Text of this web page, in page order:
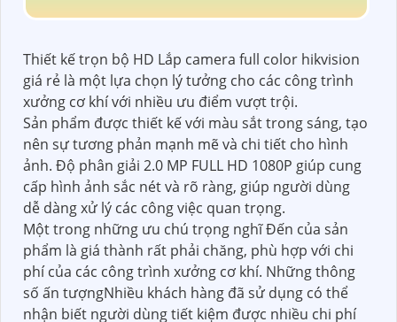
Thiết kế trọn bộ HD Lắp camera full color hikvision
giá rẻ là một lựa chọn lý tưởng cho các công trình
xưởng cơ khí với nhiều ưu điểm vượt trội.
Sản phẩm được thiết kế với màu sắt trong sáng, tạo
nên sự tương phản mạnh mẽ và chi tiết cho hình
ảnh. Độ phân giải 2.0 MP FULL HD 1080P giúp cung
cấp hình ảnh sắc nét và rõ ràng, giúp người dùng
dễ dàng xử lý các công việc quan trọng.
Một trong những ưu chú trọng nghĩ Đến của sản
phẩm là giá thành rất phải chăng, phù hợp với chi
phí của các công trình xưởng cơ khí. Những thông
số ấn tượngNhiều khách hàng đã sử dụng có thể
nhận biết người dùng tiết kiệm được nhiều chi phí